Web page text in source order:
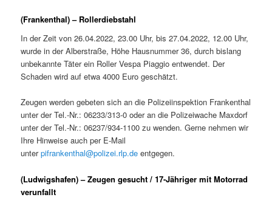
(Frankenthal) – Rollerdiebstahl
In der Zeit von 26.04.2022, 23.00 Uhr, bis 27.04.2022, 12.00 Uhr,
wurde in der Alberstraße, Höhe Hausnummer 36, durch bislang
unbekannte Täter ein Roller Vespa Piaggio entwendet. Der
Schaden wird auf etwa 4000 Euro geschätzt.
Zeugen werden gebeten sich an die Polizeiinspektion Frankenthal
unter der Tel.-Nr.: 06233/313-0 oder an die Polizeiwache Maxdorf
unter der Tel.-Nr.: 06237/934-1100 zu wenden. Gerne nehmen wir
Ihre Hinweise auch per E-Mail
unterpifrankenthal@polizei.rlp.de entgegen.
(Ludwigshafen) – Zeugen gesucht / 17-Jähriger mit Motorrad
verunfallt